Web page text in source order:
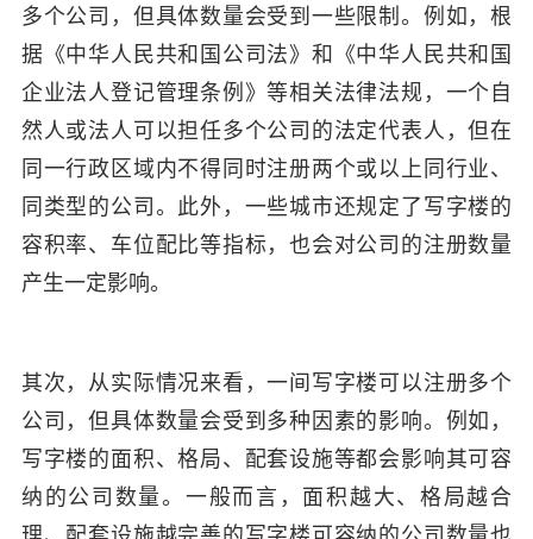
多个公司，但具体数量会受到一些限制。例如，根
据《中华人民共和国公司法》和《中华人民共和国
企业法人登记管理条例》等相关法律法规，一个自
然人或法人可以担任多个公司的法定代表人，但在
同一行政区域内不得同时注册两个或以上同行业、
同类型的公司。此外，一些城市还规定了写字楼的
容积率、车位配比等指标，也会对公司的注册数量
产生一定影响。
其次，从实际情况来看，一间写字楼可以注册多个
公司，但具体数量会受到多种因素的影响。例如，
写字楼的面积、格局、配套设施等都会影响其可容
纳的公司数量。一般而言，面积越大、格局越合